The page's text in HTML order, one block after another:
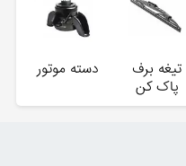
تیغه برف
پاک کن
دسته موتور